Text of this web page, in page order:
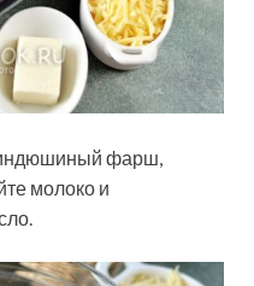
фарш,
молоко и